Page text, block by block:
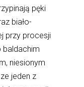
pęki
biało-
przy procesji
baldachim
niesionym
jeden z